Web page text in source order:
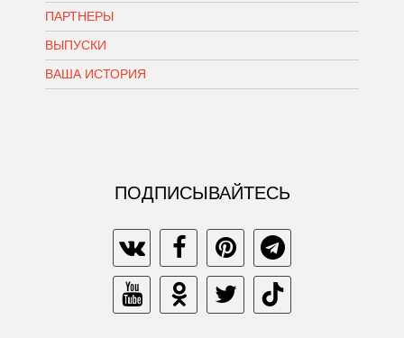
ПАРТНЕРЫ
ВЫПУСКИ
ВАША ИСТОРИЯ
ПОДПИСЫВАЙТЕСЬ